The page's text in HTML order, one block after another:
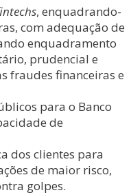
, enquadrando-
com adequação de
enquadramento
prudencial e
fraudes financeiras e
para o Banco
de
dos clientes para
de maior risco,
golpes.